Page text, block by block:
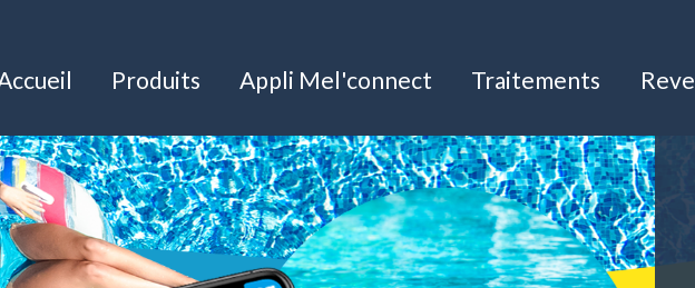
Produits Appli Mel'connect Traitements